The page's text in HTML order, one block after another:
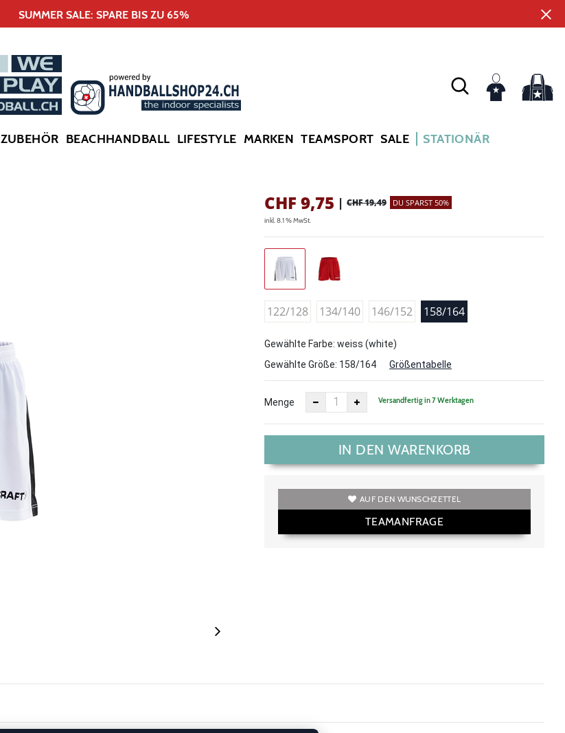
SUMMER SALE: SPARE BIS ZU 65%
ZUBEHÖR BEACHHANDBALL LIFESTYLE MARKEN TEAMSPORT SALE STATIONÄR
CHF 9,75 | CHF 19,49 DU SPARST 50%
inkl. 8.1 % MwSt.
122/128 134/140 146/152 158/164
Gewählte Farbe: weiss (white)
Gewählte Größe: 158/164 Größentabelle
Menge Versandfertig in 7 Werktagen
IN DEN WARENKORB
AUF DEN WUNSCHZETTEL
TEAMANFRAGE